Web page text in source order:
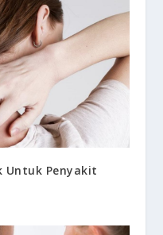
Untuk Penyakit